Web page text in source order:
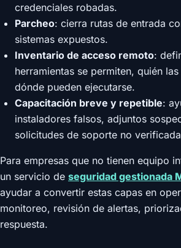
credenciales robadas.
Parcheo: cierra rutas de entrada
sistemas expuestos.
Inventario de acceso remoto:
herramientas se permiten, quién
dónde pueden ejecutarse.
Capacitación breve y repetible:
instaladores falsos, adjuntos
solicitudes de soporte no
Para empresas que no tienen equipo
un servicio de seguridad gestionada
ayudar a convertir estas capas en
monitoreo, revisión de alertas,
respuesta.